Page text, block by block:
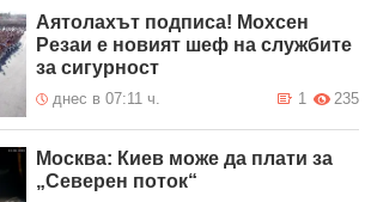
Аятолахът подписа! Мохсен
Резаи е новият шеф на службите
за сигурност
днес в 07:11 ч. 235
1
Москва: Киев може да плати за
„Северен поток“